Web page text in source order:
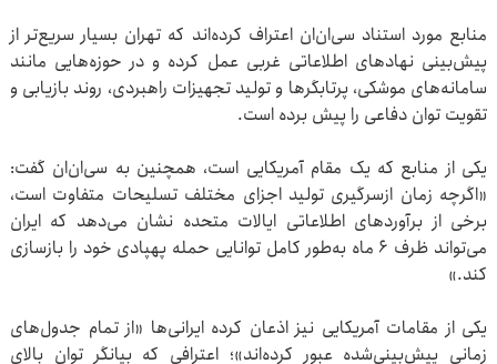
منابع مورد استناد سی‌ان‌ان اعتراف کرده‌اند که تهران بسیار سریع‌تر از
پیش‌بینی نهادهای اطلاعاتی غربی عمل کرده و در حوزه‌هایی مانند
سامانه‌های موشکی، پرتابگرها و تولید تجهیزات راهبردی، روند بازیابی و
تقویت توان دفاعی را پیش برده است.
یکی از منابع که یک مقام آمریکایی است، همچنین به سی‌ان‌ان گفت:
«اگرچه زمان ازسرگیری تولید اجزای مختلف تسلیحات متفاوت است،
برخی از برآوردهای اطلاعاتی ایالات متحده نشان می‌دهد که ایران
می‌تواند ظرف ۶ ماه به‌طور کامل توانایی حمله پهپادی خود را بازسازی
کند.»
یکی از مقامات آمریکایی نیز اذعان کرده ایرانی‌ها «از تمام جدول‌های
زمانی پیش‌بینی‌شده عبور کرده‌اند»؛ اعترافی که بیانگر توان بالای